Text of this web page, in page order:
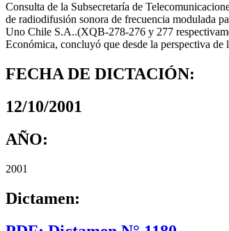
Consulta de la Subsecretaría de
de radiodifusión sonora de frecuencia modulada
Uno Chile S.A..(XQB-278-276 y 277
Económica, concluyó que desde la perspectiva
FECHA DE DICTACIÓN:
12/10/2001
AÑO:
2001
Dictamen: